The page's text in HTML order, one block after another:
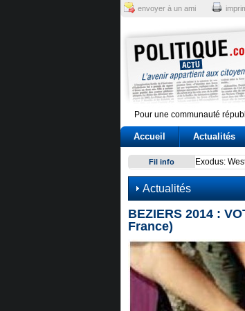
envoyer à un ami
Pour une communauté
Accueil Actualités
Fil info Sindicato
Actualités
BEZIERS 2014 :
France)